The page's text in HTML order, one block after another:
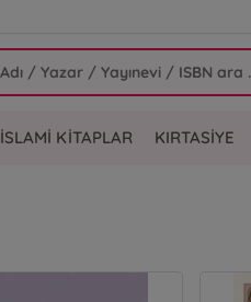
İSLAMİ KİTAPLAR KIRTASİYE